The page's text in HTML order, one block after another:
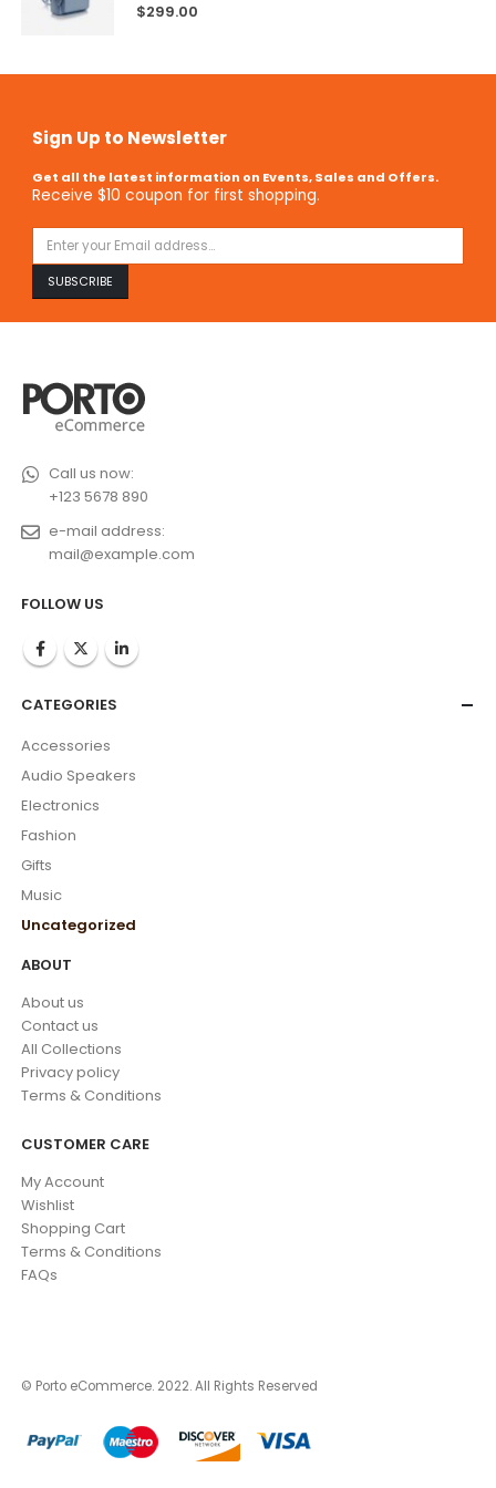
5.00out of 5
$299.00
Sign Up to Newsletter
Get all the latest information on Events, Sales and Offers.
Receive $10 coupon for first shopping.
Call us now:
+123 5678 890
e-mail address:
mail@example.com
FOLLOW US
CATEGORIES
Accessories
Audio Speakers
Electronics
Fashion
Gifts
Music
Uncategorized
ABOUT
About us
Contact us
All Collections
Privacy policy
Terms & Conditions
CUSTOMER CARE
My Account
Wishlist
Shopping Cart
Terms & Conditions
FAQs
© Porto eCommerce. 2022. All Rights Reserved